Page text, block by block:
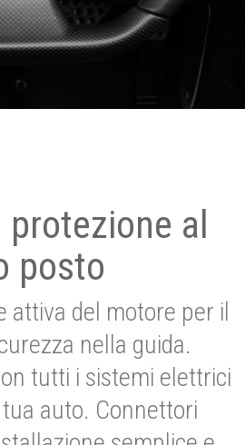
al
posto
attiva del motore per il
nella guida.
tutti i sistemi elettrici
auto. Connettori